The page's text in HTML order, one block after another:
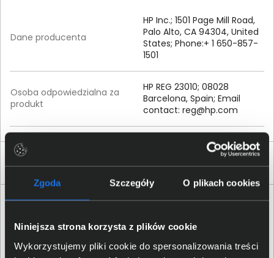
Zgoda Szczegóły O plikach cookies
Niniejsza strona korzysta z plików cookie
Wykorzystujemy pliki cookie do spersonalizowania treści
Dane producenta
HP Inc.; 1501 Page Mill Road,
Palo Alto, CA 94304, United
States; Phone:+ 1 650-857-
1501
Osoba odpowiedzialna za
produkt
HP REG 23010; 08028
Barcelona, Spain; Email
contact: reg@hp.com
Produkty podobne